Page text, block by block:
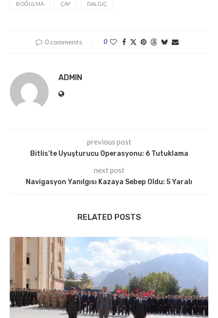
BOĞULMA ÇAY DALGIÇ
0 comments 0
ADMIN
previous post
Bitlis’te Uyuşturucu Operasyonu: 6 Tutuklama
next post
Navigasyon Yanılgısı Kazaya Sebep Oldu: 5 Yaralı
RELATED POSTS